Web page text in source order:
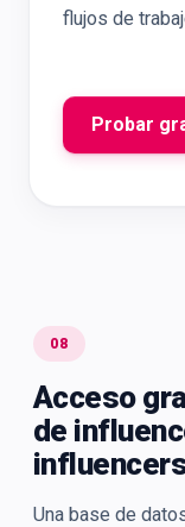
flujos de
Probar
08
Acceso
de
Una base de